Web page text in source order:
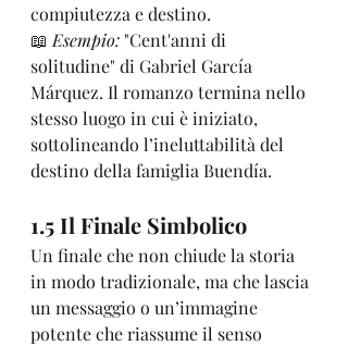
compiutezza e destino.
📖 Esempio: "Cent'anni di
solitudine" di Gabriel García
Márquez. Il romanzo termina nello
stesso luogo in cui è iniziato,
sottolineando l’ineluttabilità del
destino della famiglia Buendía.
1.5 Il Finale Simbolico
Un finale che non chiude la storia
in modo tradizionale, ma che lascia
un messaggio o un’immagine
potente che riassume il senso